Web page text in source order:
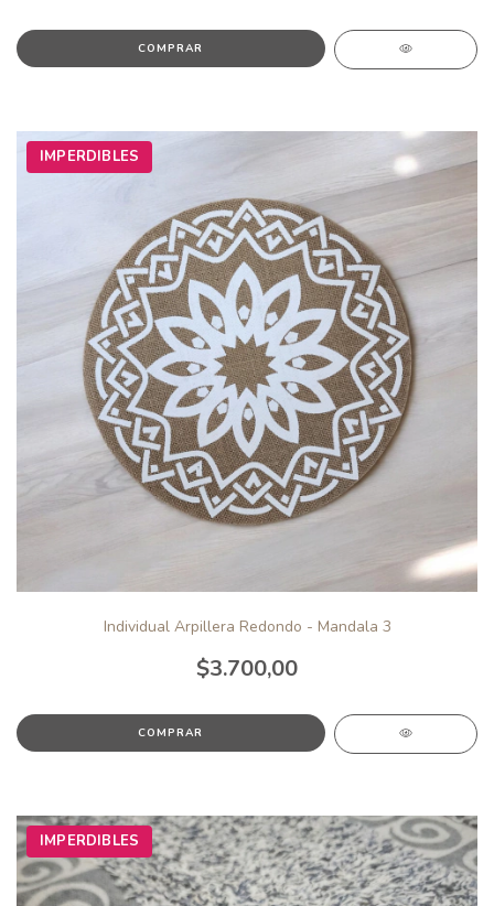
IMPERDIBLES
Individual Arpillera Redondo - Mandala 3
$3.700,00
IMPERDIBLES